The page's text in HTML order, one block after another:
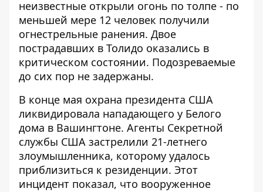
неизвестные открыли огонь по толпе - по
меньшей мере 12 человек получили
огнестрельные ранения. Двое
пострадавших в Толидо оказались в
критическом состоянии. Подозреваемые
до сих пор не задержаны.
В конце мая охрана президента США
ликвидировала нападающего у Белого
дома в Вашингтоне. Агенты Секретной
службы США застрелили 21-летнего
злоумышленника, которому удалось
приблизиться к резиденции. Этот
инцидент показал, что вооруженное